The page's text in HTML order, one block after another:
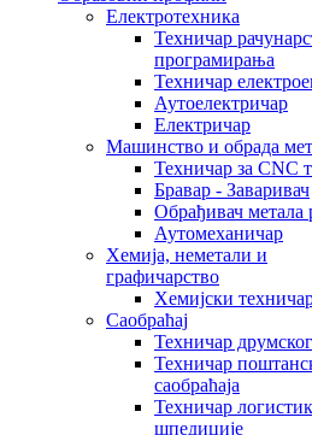
Електротехника
Техничар
програмирања
Техничар
Аутоелектричар
Електричар
Машинство и обрада
Техничар за CNC
Бравар - Заваривач
Обрађивач метала
Аутомеханичар
Хемија, неметали и
графичарство
Хемијски
Саобраћај
Техничар друмског
Техничар
саобраћаја
Техничар
шпедиције